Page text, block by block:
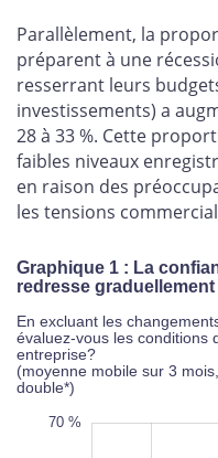
Parallèlement, la
préparent à une
resserrant leurs
investissements) a
28 à 33 %. Cette
faibles niveaux
en raison des
les tensions
Graphique 1 : La
redresse
En excluant les
évaluez-vous les conditions
entreprise?
(moyenne mobile sur 3
double*)
70 %